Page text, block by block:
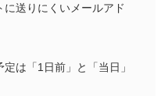
送りにくいメールアド
は「1日前」と「当日」